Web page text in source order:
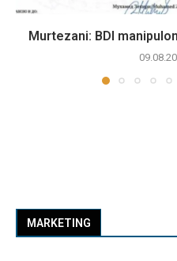
Murtezani: BDI
MARKETING